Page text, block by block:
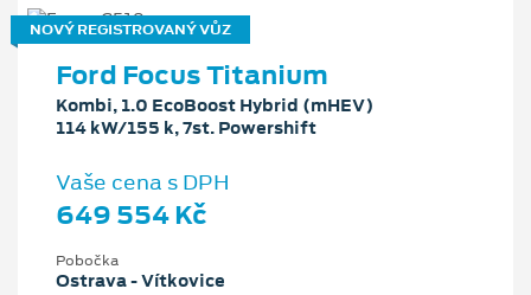
NOVÝ REGISTROVANÝ VŮZ
Ford Focus Titanium
Kombi, 1.0 EcoBoost Hybrid (mHEV)
114 kW/155 k, 7st. Powershift
Vaše cena s DPH
649 554 Kč
Pobočka
Ostrava - Vítkovice